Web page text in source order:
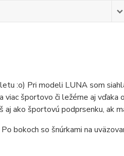
:o) Pri modeli LUNA som
športovo či ležérne aj vďaka
ako športovú podprsenku, ak
bokoch so šnúrkami na